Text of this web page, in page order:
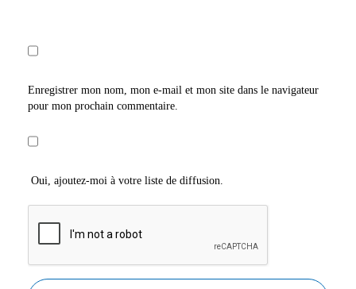
Enregistrer mon nom, mon e-mail et mon site dans le navigateur
pour mon prochain commentaire.
Oui, ajoutez-moi à votre liste de diffusion.